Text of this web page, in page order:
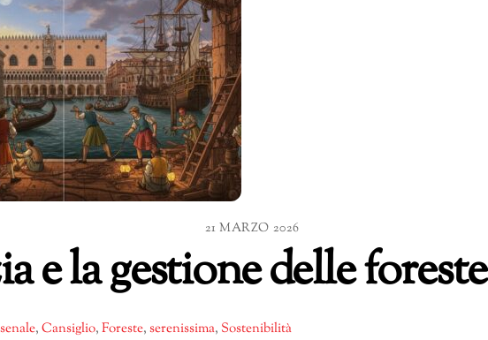
21 MARZO 2026
e la gestione delle foreste
,Cansiglio,Foreste,serenissima, Sostenibilità